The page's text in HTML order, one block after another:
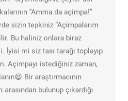
“Amma da açimpa!”
sizin tepkiniz “Açimpalarım
Bu haliniz onlara biraz
İyisi mi siz tası tarağı toplayıp
Açimpayı istediğiniz zaman,
Bir araştırmacının
bulunup çıkardığı